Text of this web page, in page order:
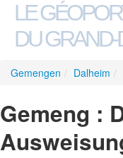
LE
DU
Gemengen / Dalheim /
Gemeng :